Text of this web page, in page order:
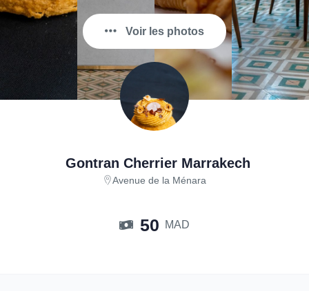
Voir les photos
Gontran Cherrier Marrakech
Avenue de la Ménara
50 MAD